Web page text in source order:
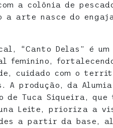
a colônia de
a arte nasce do
“Canto Delas” é
feminino,
cuidado com o
A produção, da
de Tuca Siqueira, que
Leite, prioriza a
a partir da base,